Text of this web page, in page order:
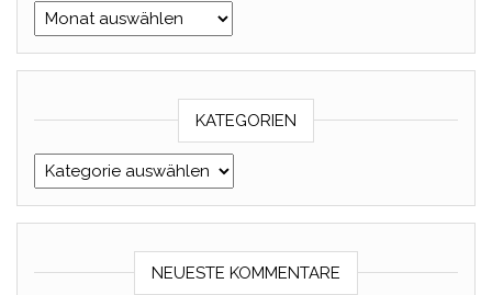
Archiv Monat/Jahr
KATEGORIEN
Kategorien
NEUESTE KOMMENTARE